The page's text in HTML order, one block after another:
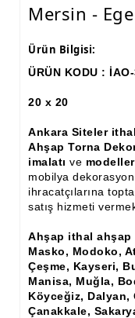
Ham Ahşap Makyaj
Ham Ahşap Çalışma
Ham Ahşap Boy
Ham Ahşap Şifonyer
Ham Ahşap Kitaplık
Ham Ahşap Vitrin
Ham Ahşap
Ham Ahşap Koltuk
Mersin -
Ürün Bilgisi:
ÜRÜN KODU :
20 x 20
Ankara Siteler
Ahşap Torna
imalatı ve
mobilya
ihracatçılarına
satış hizmeti
Ahşap ithal
Masko, Modoko,
Çeşme, Kayseri,
Manisa, Muğla,
Köyceğiz, Dalyan,
Çanakkale,